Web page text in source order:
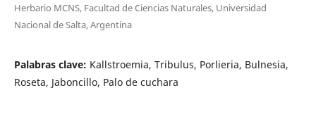
Herbario MCNS, Facultad de Ciencias Naturales, Universidad
Nacional de Salta, Argentina
Palabras clave: Kallstroemia, Tribulus, Porlieria, Bulnesia,
Roseta, Jaboncillo, Palo de cuchara